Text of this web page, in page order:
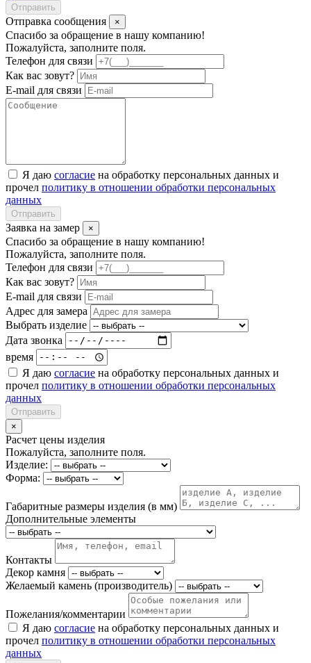
Отправить
Отправка сообщения ×
Спасибо за обращение в нашу компанию!
Пожалуйста, заполните поля.
Телефон для связи
Как вас зовут?
E-mail для связи
Я даю согласие на обработку персональных данных и
прочел политику в отношении обработки персональных
данных
Отправить
Заявка на замер ×
Спасибо за обращение в нашу компанию!
Пожалуйста, заполните поля.
Телефон для связи
Как вас зовут?
E-mail для связи
Адрес для замера
Выбрать изделие
Дата звонка
время
Я даю согласие на обработку персональных данных и
прочел политику в отношении обработки персональных
данных
Отправить
×
Расчет цены изделия
Пожалуйста, заполните поля.
Изделие:
Форма:
Габаритные размеры изделия (в мм)
Дополнительные элементы
Контакты
Декор камня
Желаемый камень (производитель)
Пожелания/комментарии
Я даю согласие на обработку персональных данных и
прочел политику в отношении обработки персональных
данных